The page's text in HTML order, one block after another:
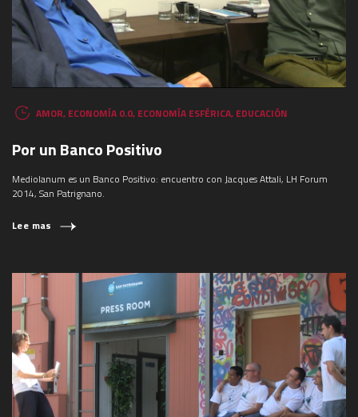
AMOR, ECONOMÍA 0.0, ECONOMÍA ESFÉRICA, EDUCACIÓN
Por un Banco Positivo
Mediolanum es un Banco Positivo: encuentro con Jacques Attali, LH Forum
2014, San Patrignano.
Lee mas